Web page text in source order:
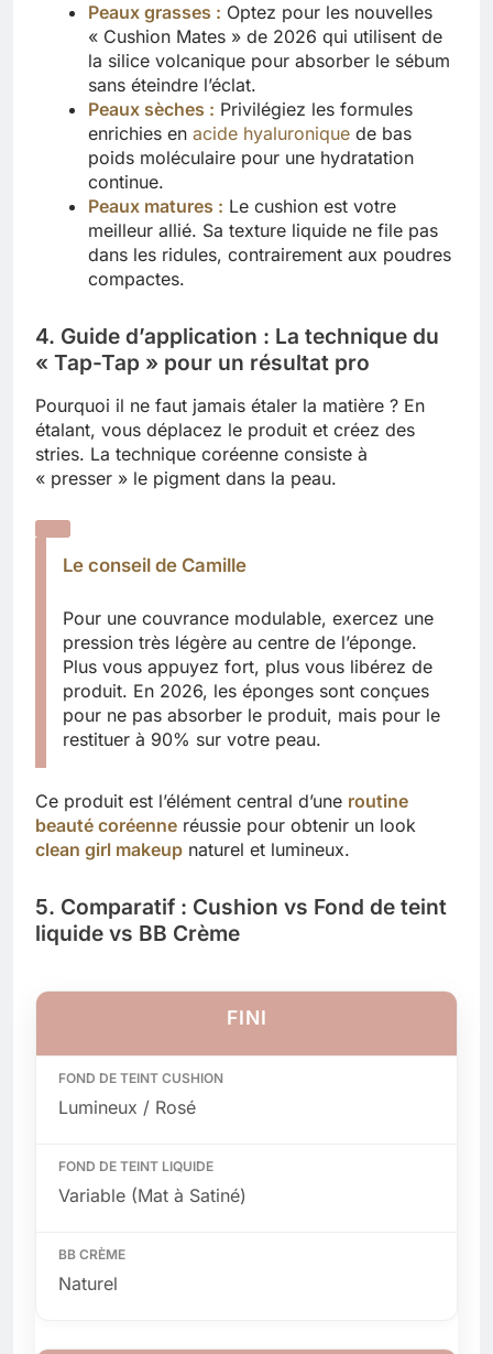
Peaux grasses : Optez pour les nouvelles
« Cushion Mates » de 2026 qui utilisent de
la silice volcanique pour absorber le sébum
sans éteindre l’éclat.
Peaux sèches : Privilégiez les formules
enrichies en acide hyaluronique de bas
poids moléculaire pour une hydratation
continue.
Peaux matures : Le cushion est votre
meilleur allié. Sa texture liquide ne file pas
dans les ridules, contrairement aux poudres
compactes.
4. Guide d’application : La technique du
« Tap-Tap » pour un résultat pro
Pourquoi il ne faut jamais étaler la matière ? En
étalant, vous déplacez le produit et créez des
stries. La technique coréenne consiste à
« presser » le pigment dans la peau.
Le conseil de Camille
Pour une couvrance modulable, exercez une
pression très légère au centre de l’éponge.
Plus vous appuyez fort, plus vous libérez de
produit. En 2026, les éponges sont conçues
pour ne pas absorber le produit, mais pour le
restituer à 90% sur votre peau.
Ce produit est l’élément central d’une routine
beauté coréenne réussie pour obtenir un look
clean girl makeup naturel et lumineux.
5. Comparatif : Cushion vs Fond de teint
liquide vs BB Crème
FINI
Lumineux / Rosé
Variable (Mat à Satiné)
Naturel